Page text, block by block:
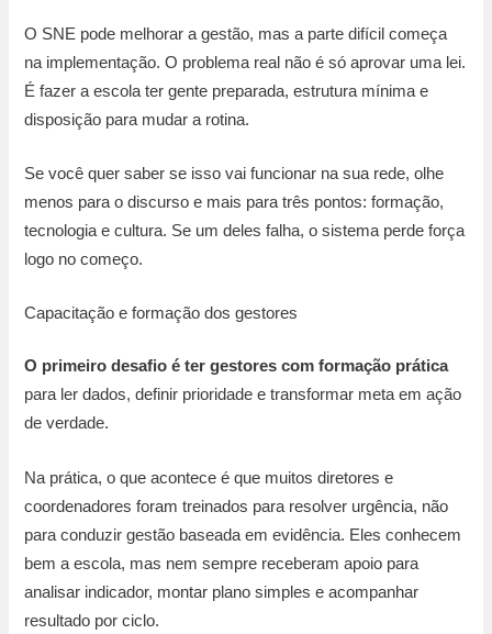
O SNE pode melhorar a gestão, mas a parte difícil começa
na implementação. O problema real não é só aprovar uma lei.
É fazer a escola ter gente preparada, estrutura mínima e
disposição para mudar a rotina.
Se você quer saber se isso vai funcionar na sua rede, olhe
menos para o discurso e mais para três pontos: formação,
tecnologia e cultura. Se um deles falha, o sistema perde força
logo no começo.
Capacitação e formação dos gestores
O primeiro desafio é ter gestores com formação prática
para ler dados, definir prioridade e transformar meta em ação
de verdade.
Na prática, o que acontece é que muitos diretores e
coordenadores foram treinados para resolver urgência, não
para conduzir gestão baseada em evidência. Eles conhecem
bem a escola, mas nem sempre receberam apoio para
analisar indicador, montar plano simples e acompanhar
resultado por ciclo.